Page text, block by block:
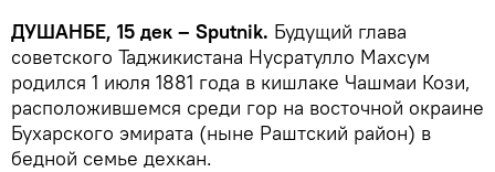
ДУШАНБЕ, 15 дек – Sputnik. Будущий глава
советского Таджикистана Нусратулло Махсум
родился 1 июля 1881 года в кишлаке Чашмаи Кози,
расположившемся среди гор на восточной окраине
Бухарского эмирата (ныне Раштский район) в
бедной семье дехкан.